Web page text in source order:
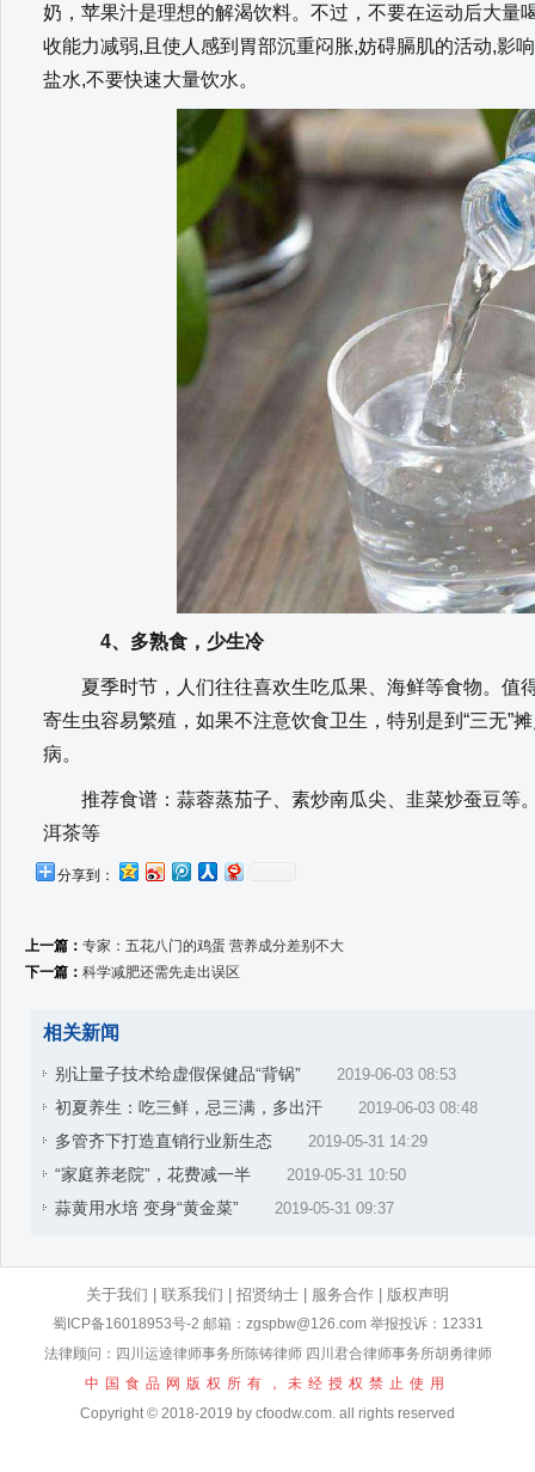
奶，苹果汁是理想的解渴饮料。不过，不要在运动后大量
收能力减弱,且使人感到胃部沉重闷胀,妨碍膈肌的活动,影
盐水,不要快速大量饮水。
4、多熟食，少生冷
夏季时节，人们往往喜欢生吃瓜果、海鲜等食物。值
寄生虫容易繁殖，如果不注意饮食卫生，特别是到“三无”
病。
推荐食谱：蒜蓉蒸茄子、素炒南瓜尖、韭菜炒蚕豆等
洱茶等
分享到：
上一篇： 专家：五花八门的鸡蛋 营养成分差别不大
下一篇： 科学减肥还需先走出误区
相关新闻
别让量子技术给虚假保健品“背锅” 2019-06-03 08:53
初夏养生：吃三鲜，忌三满，多出汗 2019-06-03 08:48
多管齐下打造直销行业新生态 2019-05-31 14:29
“家庭养老院”，花费减一半 2019-05-31 10:50
蒜黄用水培 变身“黄金菜” 2019-05-31 09:37
关于我们 联系我们 招贤纳士 服务合作 版权声明
蜀ICP备16018953号-2 邮箱：zgspbw@126.com 举报投诉：12331
法律顾问：四川运逵律师事务所陈铸律师 四川君合律师事务所胡勇律师
中国食品网版权所有，未经授权禁止使用
Copyright © 2018-2019 by cfoodw.com. all rights reserved